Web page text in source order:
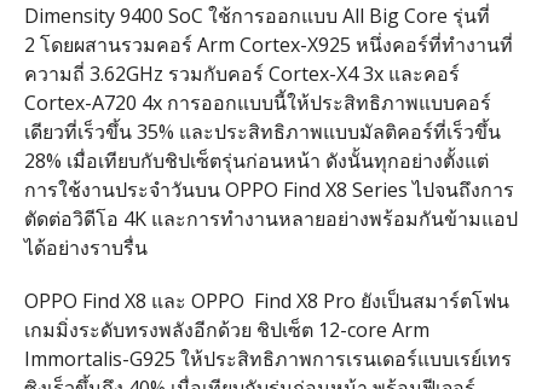
Dimensity 9400 SoC ใช้การออกแบบ All Big Core รุ่นที่
2 โดยผสานรวมคอร์ Arm Cortex-X925 หนึ่งคอร์ที่ทำงานที่
ความถี่ 3.62GHz รวมกับคอร์ Cortex-X4 3x และคอร์
Cortex-A720 4x การออกแบบนี้ให้ประสิทธิภาพแบบคอร์
เดียวที่เร็วขึ้น35% และประสิทธิภาพแบบมัลติคอร์ที่เร็วขึ้น
28% เมื่อเทียบกับชิปเซ็ตรุ่นก่อนหน้า ดังนั้นทุกอย่างตั้งแต่
การใช้งานประจำวันบนOPPO Find X8 Seriesไปจนถึงการ
ตัดต่อวิดีโอ 4K และการทำงานหลายอย่างพร้อมกันข้ามแอป
ได้อย่างราบรื่น
OPPO Find X8 และ OPPO Find X8 Pro ยังเป็นสมาร์ตโฟน
เกมมิ่งระดับทรงพลังอีกด้วย ชิปเซ็ต12-core Arm
Immortalis-G925 ให้ประสิทธิภาพการเรนเดอร์แบบเรย์เทร